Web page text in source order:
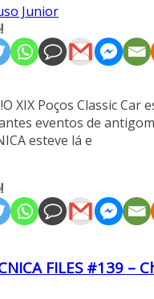
Junior
XIX Poços Classic Car
eventos de
esteve lá e
FILES #139 –